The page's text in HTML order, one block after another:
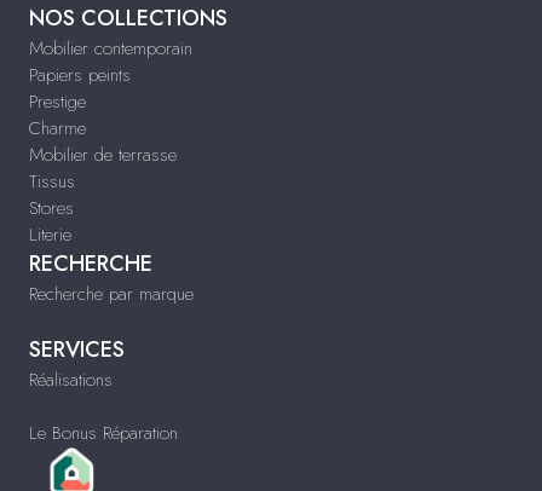
NOS COLLECTIONS
Mobilier contemporain
Papiers peints
Prestige
Charme
Mobilier de terrasse
Tissus
Stores
Literie
RECHERCHE
Recherche par marque
SERVICES
Réalisations
Le Bonus Réparation